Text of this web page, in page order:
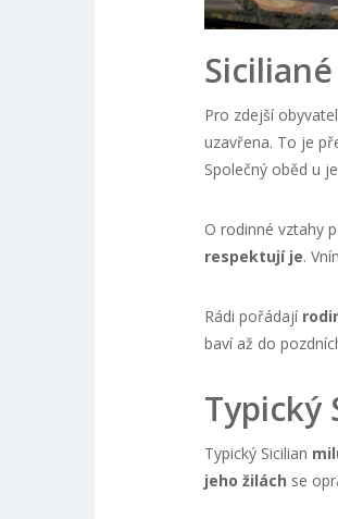
Pro zdejší
uzavřena. To je
Společný oběd u
O rodinné vztahy
respektují je.
Rádi pořádají
baví až do
Typický
Typický Sicilian
jeho žilách se